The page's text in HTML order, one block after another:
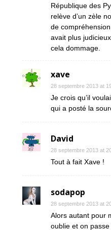
République des
relève d’un zèle
de
avait plus
cela dommage.
xave
28 septembre 2013 at
Je crois qu’il
qui a posté la
David
28 septembre 2013 at
Tout à fait Xave !
sodapop
28 septembre 2013 at
Alors autant pour
oublie et on